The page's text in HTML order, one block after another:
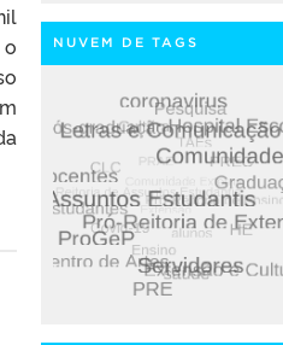
NUVEM DE TAGS